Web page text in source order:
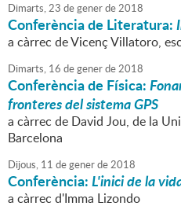
Dimarts,23 degenerde2018
Conferència de Literatura:
a càrrec de Vicenç Villatoro,
Dimarts, 16 degenerde2018
Conferència de Física:
fronteres del sistema GPS
a càrrec de David Jou, de la
Barcelona
Dijous, 11 degenerde2018
Conferència:L'inici de la
a càrrec d'Imma Lizondo